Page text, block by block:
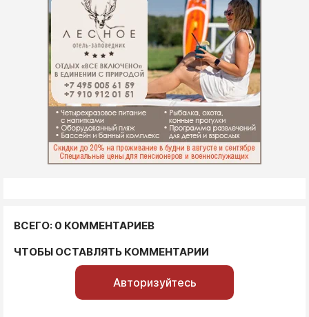
ВСЕГО: 0 КОММЕНТАРИЕВ
ЧТОБЫ ОСТАВЛЯТЬ КОММЕНТАРИИ
Авторизуйтесь